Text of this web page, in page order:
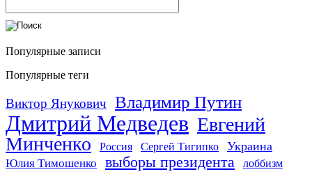
Популярные записи
Популярные теги
Виктор Янукович Владимир Путин
Дмитрий Медведев Евгений
Минченко
Россия Сергей Тигипко Украина
Юлия Тимошенко выборы президента лоббизм